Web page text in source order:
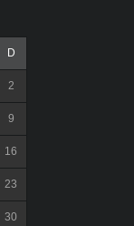
D
2
9
16
23
30